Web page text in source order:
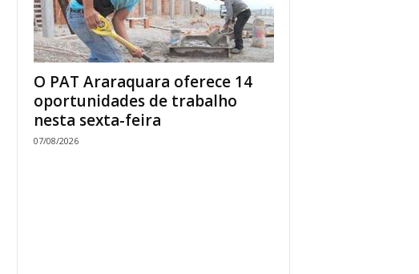
O PAT Araraquara oferece 14
oportunidades de trabalho
nesta sexta-feira
07/08/2026